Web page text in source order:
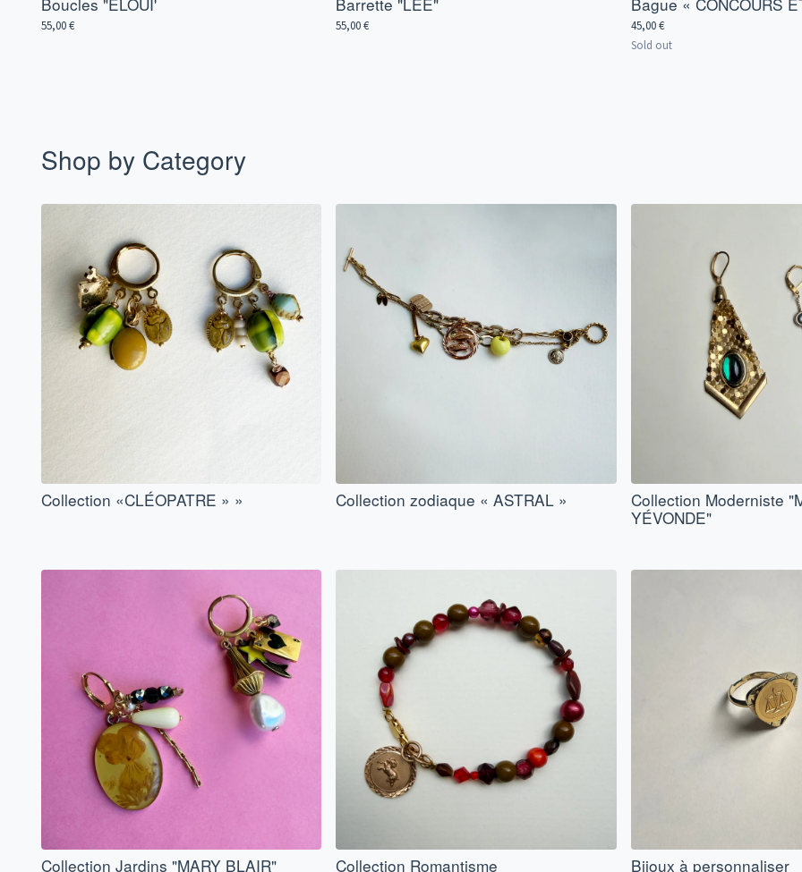
55,00€ 55,00€ 45,00€
Sold out
Shop by Category
Collection «CLÉOPATRE » » Collection zodiaque « ASTRAL »
Collection Moderniste
YÉVONDE"
Collection Jardins "MARY BLAIR" Collection Romantisme Bijoux à personnaliser